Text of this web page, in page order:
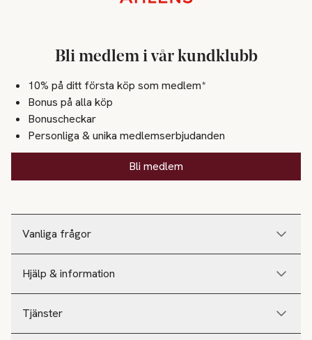
Vanliga frågor
Hjälp & information
Tjänster
Bli medlem i vår kundklubb
10% på ditt första köp som medlem*
Bonus på alla köp
Bonuscheckar
Personliga & unika medlemserbjudanden
Bli medlem